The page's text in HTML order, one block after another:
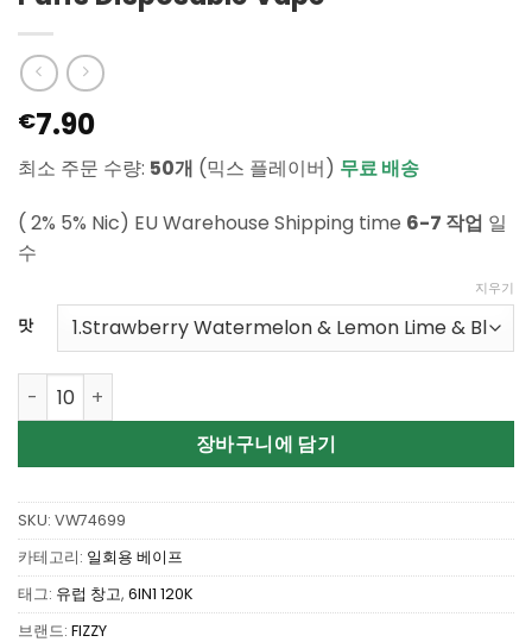
€7.90
최소 주문 수량: 50개 (믹스 플레이버) 무료 배송
( 2% 5% Nic) EU Warehouse Shipping time 6-7 작업 일
수
맛
지우기
Wholesale Fizzy 6in1 120K 120000 Puffs Disposable Vape
장바구니에 담기
SKU: VW74699
카테고리: 일회용 베이프
태그: 유럽 창고, 6IN1 120K
브랜드: FIZZY